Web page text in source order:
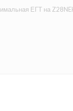
ЕГТ на